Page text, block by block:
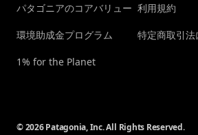
パタゴニアのコアバリュー
環境助成金プログラム
1% for the Planet
利用規約
特定商取引
© 2026 Patagonia, Inc. All Rights Reserved.